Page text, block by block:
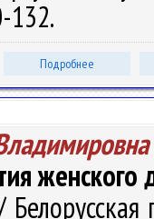
132.
Подробнее
женского